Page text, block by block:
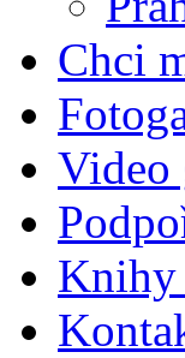
Chci
Video
Knihy